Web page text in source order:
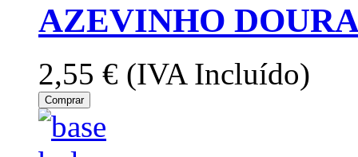
AZEVINHO
2,55 € (IVA Incluído)
Comprar